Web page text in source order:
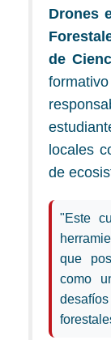
Drones
de
locales
de
"Este
que
como